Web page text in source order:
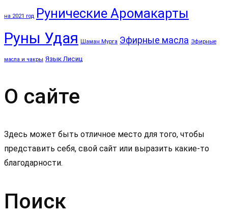
на 2021 год Рунические Аромакарты
Руны Удая Шаман Мурга Эфирные масла Эфирные
масла и чакры Язык Лисиц
О сайте
Здесь может быть отличное место для того, чтобы
представить себя, свой сайт или выразить какие-то
благодарности.
Поиск